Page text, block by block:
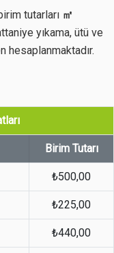
tutarları ㎡
yıkama, ütü ve
hesaplanmaktadır.
Birim Tutarı
₺500,00
₺225,00
₺440,00